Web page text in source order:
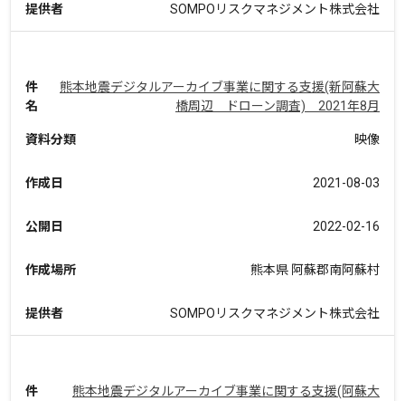
提供者 SOMPOリスクマネジメント株式会社
件
名
熊本地震デジタルアーカイブ事業に関する支援(新阿蘇大
橋周辺 ドローン調査) 2021年8月
資料分類 映像
作成日 2021-08-03
公開日 2022-02-16
作成場所 熊本県 阿蘇郡南阿蘇村
提供者 SOMPOリスクマネジメント株式会社
件
熊本地震デジタルアーカイブ事業に関する支援(阿蘇大